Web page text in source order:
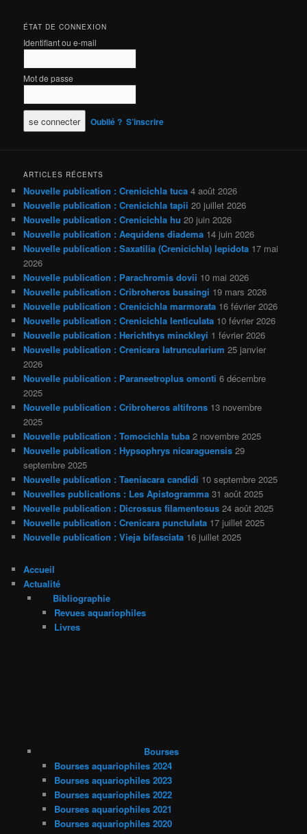
ÉTAT DE CONNEXION
Identifiant ou e-mail
Mot de passe
Oublié ? S’inscrire
ARTICLES RÉCENTS
Nouvelle publication : Crenicichla tuca 4 août 2026
Nouvelle publication : Crenicichla tapii 20 juillet 2026
Nouvelle publication : Crenicichla hu 20 juin 2026
Nouvelle publication : Aequidens diadema 14 juin 2026
Nouvelle publication : Saxatilia (Crenicichla) lepidota 17 mai
2026
Nouvelle publication : Parachromis dovii 10 mai 2026
Nouvelle publication : Cribroheros bussingi 19 mars 2026
Nouvelle publication : Crenicichla marmorata 16 février 2026
Nouvelle publication : Crenicichla lenticulata 10 février 2026
Nouvelle publication : Herichthys minckleyi 1 février 2026
Nouvelle publication : Crenicara latruncularium 25 janvier
2026
Nouvelle publication : Paraneetroplus omonti 6 décembre
2025
Nouvelle publication : Cribroheros altifrons 13 novembre
2025
Nouvelle publication : Tomocichla tuba 2 novembre 2025
Nouvelle publication : Hypsophrys nicaraguensis 29
septembre 2025
Nouvelle publication : Taeniacara candidi 10 septembre 2025
Nouvelles publications : Les Apistogramma 31 août 2025
Nouvelle publication : Dicrossus filamentosus 24 août 2025
Nouvelle publication : Crenicara punctulata 17 juillet 2025
Nouvelle publication : Vieja bifasciata 16 juillet 2025
Accueil
Actualité
Bibliographie
Revues aquariophiles
Livres
Bourses
Bourses aquariophiles 2024
Bourses aquariophiles 2023
Bourses aquariophiles 2022
Bourses aquariophiles 2021
Bourses aquariophiles 2020